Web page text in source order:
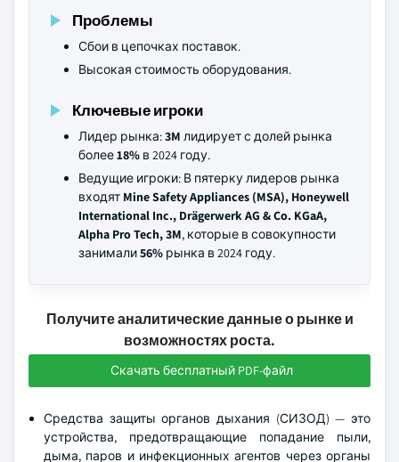
Проблемы
Сбои в цепочках поставок.
Высокая стоимость оборудования.
Ключевые игроки
Лидер рынка:3M лидирует с долей рынка
более18% в 2024 году.
Ведущие игроки: В пятерку лидеров рынка
входят Mine Safety Appliances (MSA), Honeywell
International Inc., Drägerwerk AG & Co. KGaA,
Alpha Pro Tech, 3M, которые в совокупности
занимали56% рынка в 2024 году.
Получите аналитические данные о рынке и
возможностях роста.
Скачать бесплатный PDF-файл
Средства защиты органов дыхания (СИЗОД) — это
устройства, предотвращающие попадание пыли,
дыма, паров и инфекционных агентов через органы